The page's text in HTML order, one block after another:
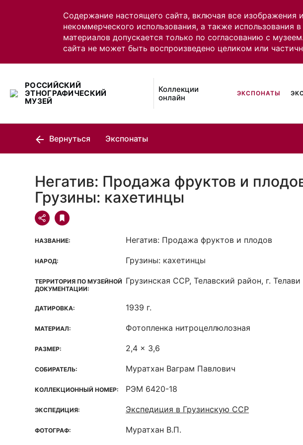
Содержание настоящего сайта, включая все изображения
некоммерческого использования, а также использования
материалов допускается только по согласованию с
сайта не может быть воспроизведено целиком или
РОССИЙСКИЙ
ЭТНОГРАФИЧЕСКИЙ
МУЗЕЙ
Коллекции
онлайн
ЭКСПОНАТЫ
Вернуться Экспонаты
Негатив: Продажа фруктов и
Грузины: кахетинцы
НАЗВАНИЕ: Негатив: Продажа фруктов и плодов
НАРОД: Грузины: кахетинцы
ТЕРРИТОРИЯ ПО МУЗЕЙНОЙ
ДОКУМЕНТАЦИИ:
Грузинская ССР, Телавский район, г. Телави
ДАТИРОВКА: 1939 г.
МАТЕРИАЛ: Фотопленка нитроцеллюлозная
РАЗМЕР: 2,4 x 3,6
СОБИРАТЕЛЬ: Муратхан Ваграм Павлович
КОЛЛЕКЦИОННЫЙ НОМЕР: РЭМ 6420-18
ЭКСПЕДИЦИЯ: Экспедиция в Грузинскую ССР
ФОТОГРАФ: Муратхан В.П.